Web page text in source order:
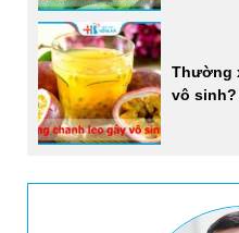
Thường
vô